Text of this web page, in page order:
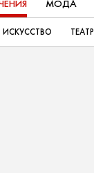
МОДА
ИСКУССТВО ТЕАТР